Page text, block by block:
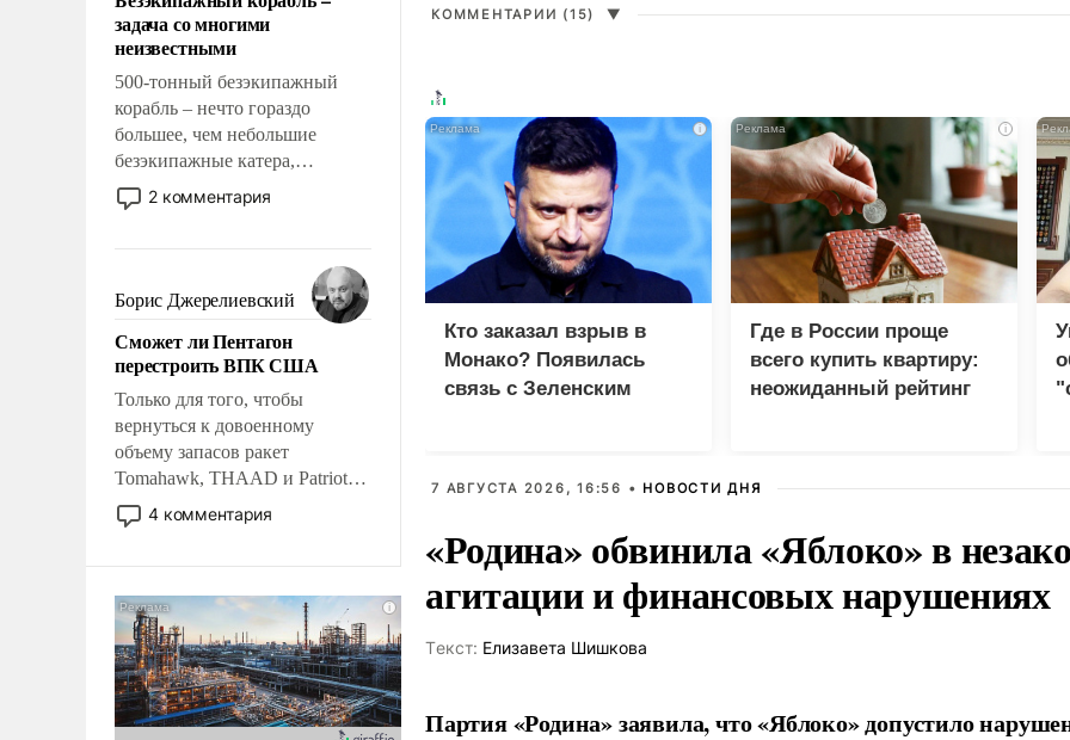
адаптироваться.
задача со многими
неизвестными
500-тонный безэкипажный
корабль – нечто гораздо
большее, чем небольшие
безэкипажные катера,
применение которых уже
стало обыденностью. Задача по
сложна и амбициозна. Однако
и ее реализация радикально
поднимет наши боевые
возможности.
2 комментария
Борис Джерелиевский
Сможет ли Пентагон
перестроить ВПК США
Только для того, чтобы
вернуться к довоенному
объему запасов ракет
Tomahawk, THAAD и Patriot
США потребуется более трех
лет. Даже небольшая война с
Сложившаяся ситуация
означает многолетний период
уязвимости США, например,
перед Китаем.
4 комментария
КОММЕНТАРИИ (15) ▼
i
Кто заказал взрыв в
Монако? Появилась
связь с Зеленским
i
Где в России проще
всего купить квартиру:
неожиданный рейтинг
7 АВГУСТА 2026, 16:56 • НОВОСТИ ДНЯ
«Родина» обвинила «Яблоко» в
агитации и финансовых нарушениях
Tекст: Елизавета Шишкова
Партия «Родина» заявила, что «Яблоко» допустило